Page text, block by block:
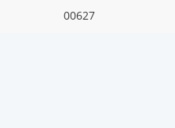
00627